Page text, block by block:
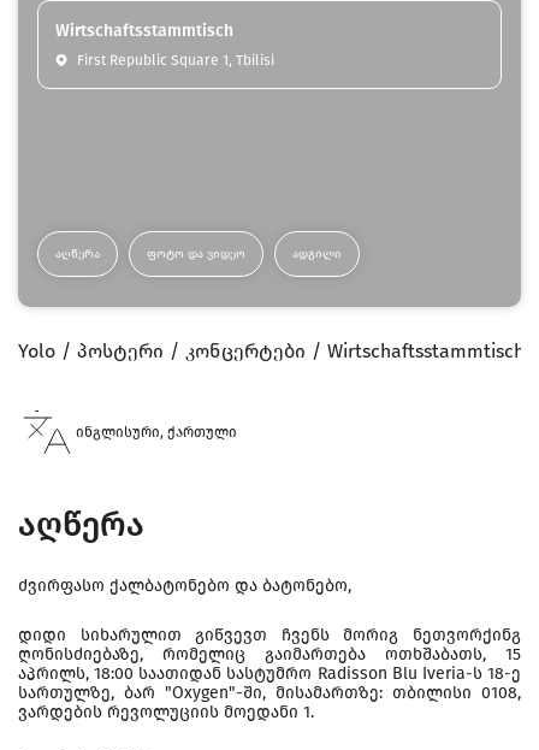
Wirtschaftsstammtisch
First Republic Square 1, Tbilisi
ᲐᲦᲬᲔᲠᲐ ᲤᲝᲢᲝ ᲓᲐ ᲕᲘᲓᲔᲝ ᲐᲓᲒᲘᲚᲘ
Yolo პოსტერი კონცერტები Wirtschaftsstammtisch
ინგლისური, ქართული
აღწერა
ძვირფასო ქალბატონებო და ბატონებო,
დიდი სიხარულით გიწვევთ ჩვენს მორიგ ნეთვორქინგ
ღონისძიებაზე, რომელიც გაიმართება ოთხშაბათს, 15
აპრილს, 18:00 საათიდან სასტუმრო Radisson Blu Iveria-ს 18-ე
სართულზე, ბარ "Oxygen"-ში, მისამართზე: თბილისი 0108,
ვარდების რევოლუციის მოედანი 1.